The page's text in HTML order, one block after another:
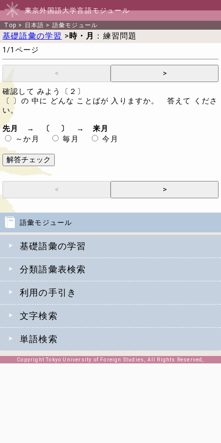
東京外国語大学言語モジュール
Top > 日本語 > 語彙モジュール
語彙モジュール
基礎語彙の学習
分類語彙表検索
利用の手引き
文字検索
単語検索
基礎語彙の学習 >時・月 ：練習問題
1/1ページ
確認して みよう〔２〕
〔 〕の 中に どんな ことばが 入りますか。 答えて くださ
い。
先月 → 〔 〕 → 来月
～か月
毎月 今月
Copyright Tokyo University of Foreign Studies, All Rights Reserved,